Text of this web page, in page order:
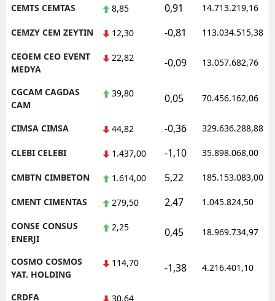
CEMTS CEMTAS 8,85 0,91 14.713.219,16
CEMZY CEM ZEYTIN 12,30 -0,81 113.034.515,38
CEOEM CEO EVENT
MEDYA
22,82 -0,09 13.057.682,76
CGCAM CAGDAS
CAM
39,80 0,05 70.456.162,06
CIMSA CIMSA 44,82 -0,36 329.636.288,88
CLEBI CELEBI 1.437,00 -1,10 35.898.068,00
CMBTN CIMBETON 1.614,00 5,22 185.153.083,00
CMENT CIMENTAS 279,50 2,47 1.045.824,50
CONSE CONSUS
ENERJI
2,25 0,45 18.969.734,97
COSMO COSMOS
YAT. HOLDING
114,70 -1,38 4.216.401,10
CRDFA
30,64